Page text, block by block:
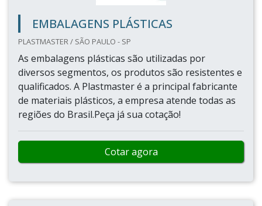
EMBALAGENS PLÁSTICAS
PLASTMASTER / SÃO PAULO - SP
As embalagens plásticas são utilizadas por
diversos segmentos, os produtos são resistentes e
qualificados. A Plastmaster é a principal fabricante
de materiais plásticos, a empresa atende todas as
regiões do Brasil.Peça já sua cotação!
Cotar agora